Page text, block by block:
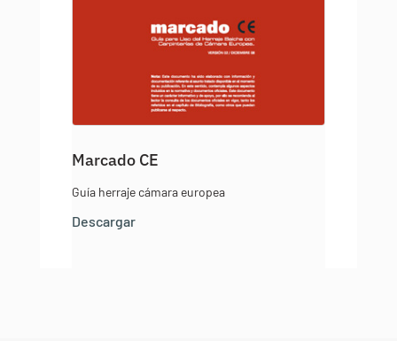
Marcado CE
Guía herraje cámara europea
Descargar